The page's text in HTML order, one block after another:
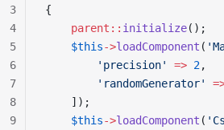
{
    parent::
initialize();
    $this
->loadComponent (
        'precision'
=> 2,
        'randomGenerator'
    ]);
    $this
->loadComponent (
3
4
5
6
7
8
9